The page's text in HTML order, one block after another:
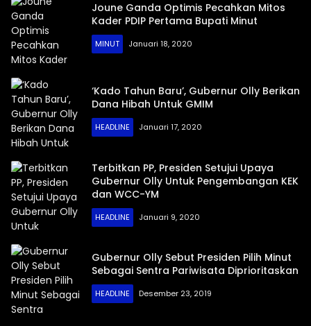
Joune Ganda Optimis Pecahkan Mitos
Kader PDIP Pertama Bupati Minut
MINUT Januari 18, 2020
‘Kado Tahun Baru’, Gubernur Olly Berikan
Dana Hibah Untuk GMIM
HEADLINE Januari 17, 2020
Terbitkan PP, Presiden Setujui Upaya
Gubernur Olly Untuk Pengembangan KEK
dan WCC-YM
HEADLINE Januari 9, 2020
Gubernur Olly Sebut Presiden Pilih Minut
Sebagai Sentra Pariwisata Diprioritaskan
HEADLINE Desember 23, 2019